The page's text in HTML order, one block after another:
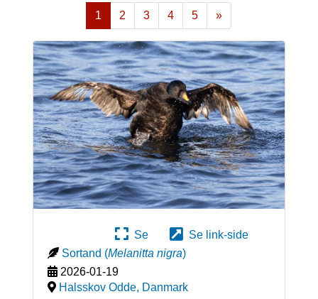
1 2 3 4 5
»
Næste
Se
Se link-side
Sortand (Melanitta nigra)
2026-01-19
Halsskov Odde, Danmark